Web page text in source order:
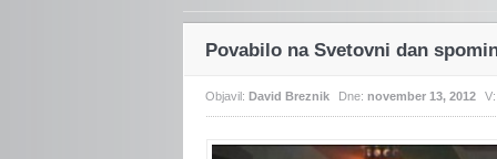
Povabilo na Svetovni dan
Objavil:David Breznik Dne:november 13, 2012